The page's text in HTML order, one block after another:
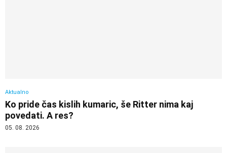
Aktualno
Ko pride čas kislih kumaric, še Ritter nima kaj
povedati. A res?
05. 08. 2026